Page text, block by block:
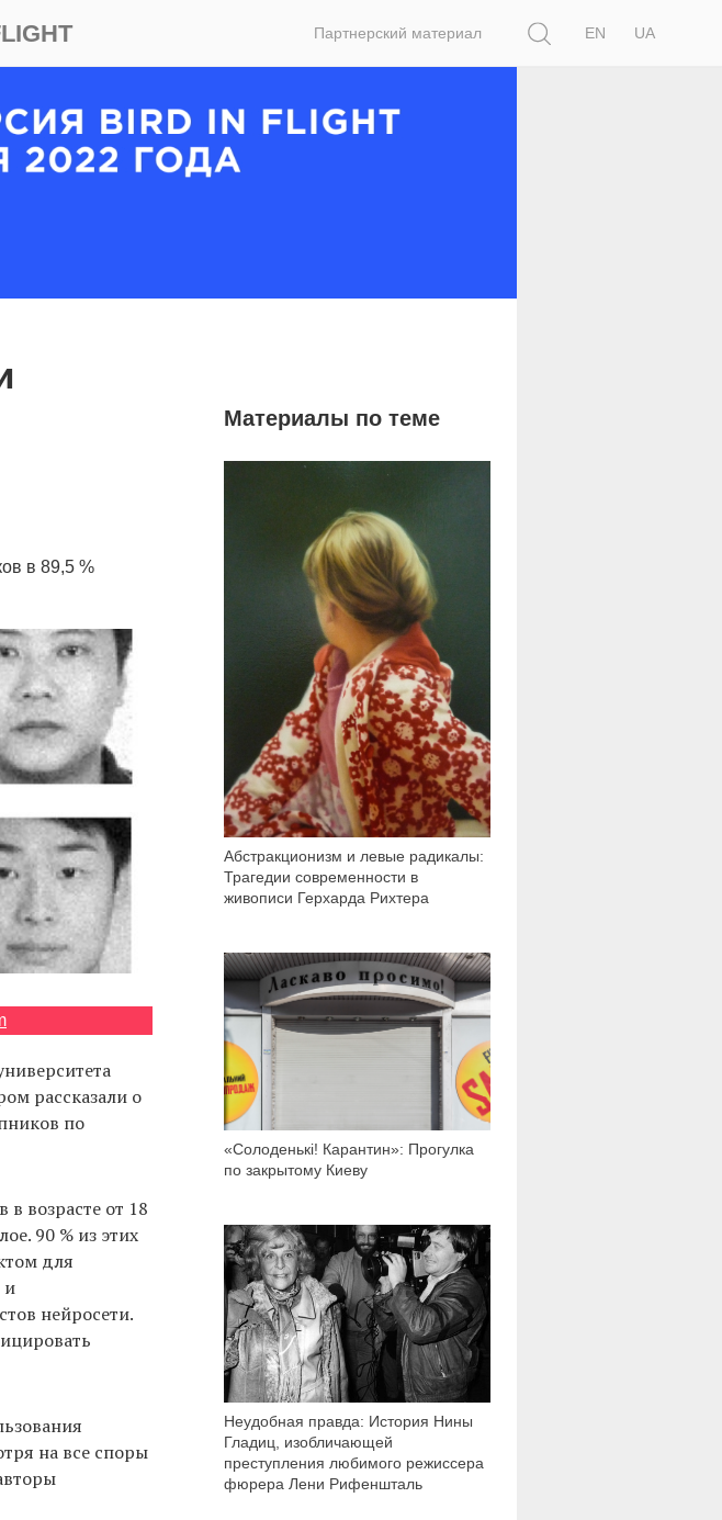
Партнерский материал
EN
UA
в 89,5 %
рассказали о
по
возрасте от 18
90 % из этих
для
и
нейросети.
на все споры
Материалы по теме
Абстракционизм и левые радикалы:
Трагедии современности в
живописи Герхарда Рихтера
«Солоденькi! Карантин»: Прогулка
по закрытому Киеву
2 924
Неудобная правда: История Нины
Гладиц, изобличающей
преступления любимого режиссера
фюрера Лени Рифеншталь
16 590